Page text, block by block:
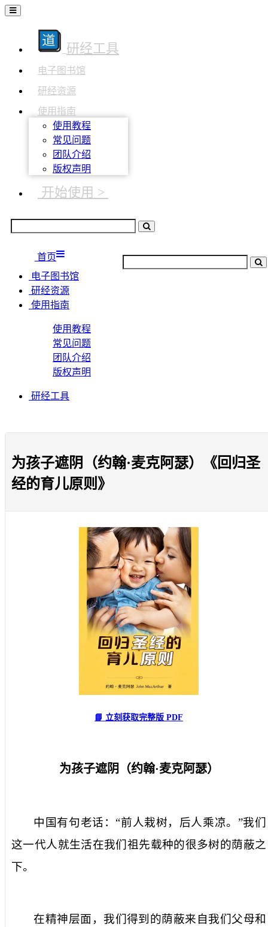
研经工具
电子图书馆
研经资源
使用指南
使用教程
常见问题
团队介绍
版权声明
开始使用 >
首页
电子图书馆
研经资源
使用指南
使用教程
常见问题
团队介绍
版权声明
研经工具
为孩子遮阴（约翰·麦克阿瑟）《回归圣
经的育儿原则》
📘 立刻获取完整版 PDF
为孩子遮阴（约翰·麦克阿瑟）
中国有句老话：“前人栽树，后人乘凉。”我们
这一代人就生活在我们祖先载种的很多树的荫蔽之
下。
在精神层面，我们得到的荫蔽来自我们父母和